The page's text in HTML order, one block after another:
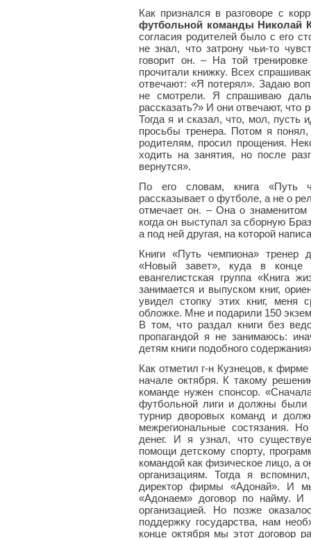
Как признался в разговоре с
футбольной команды Николай
согласия родителей было с его
не знал, что затрону чьи-то
говорит он. – На той
прочитали книжку. Всех
отвечают: «Я потерял». Задаю
не смотрели. Я спрашиваю
рассказать?» И они отвечают, что
Тогда я и сказал, что, мол, пусть
просьбы тренера. Потом я
родителям, просил прощения.
ходить на занятия, но после
вернутся».
По его словам, книга «Путь
рассказывает о футболе, а не о
отмечает он. – Она о знаменитом
когда он выступал за сборную
а под ней другая, на которой
Книги «Путь чемпиона» тренер
«Новый завет», куда в конце
евангелистская группа «Книга
занимается и выпуском книг,
увидел стопку этих книг, меня
обложке. Мне и подарили 150
В том, что раздал книги без
пропагандой я не занимаюсь:
детям книги подобного
Как отметил г-н Кузнецов, к
начале октября. К такому
команде нужен спонсор.
футбольной лиги и должны были
турнир дворовых команд и
межрегиональные состязания.
денег. И я узнал, что
помощи детскому спорту,
командой как физическое лицо, а
организациям. Тогда я
директор фирмы «Адонай». И
«Адонаем» договор по найму. И
организацией. Но позже
поддержку государства, нам
конце октября мы этот договор